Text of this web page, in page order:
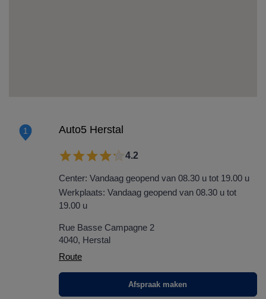
1 Auto5 Herstal
4.2
Center: Vandaag geopend van 08.30 u tot 19.00 u
Werkplaats: Vandaag geopend van 08.30 u tot
19.00 u
Rue Basse Campagne 2
4040, Herstal
Route
Afspraak maken